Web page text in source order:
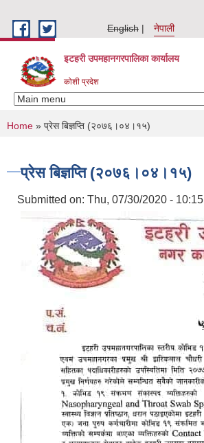
English
नेपाली
इटहरी उपमहानगरपालिका कार्यालय
कोशी प्रदेश
You are here
Home » प्रेस बिज्ञप्ति (२०७६।०४।१५)
प्रेस बिज्ञप्ति (२०७६।०४।१५)
Submitted on: Thu, 07/30/2020 - 10:15